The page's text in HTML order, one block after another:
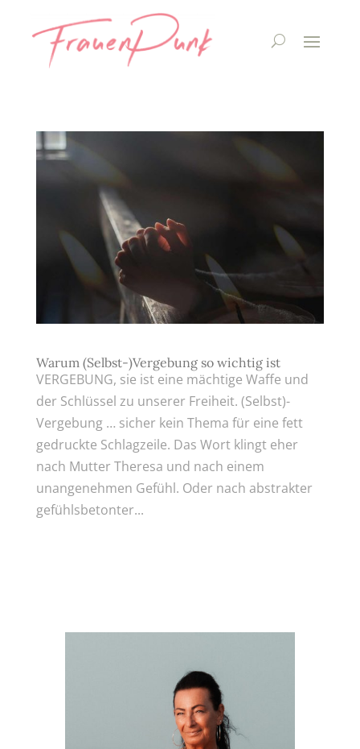
Warum (Selbst-)Vergebung so wichtig ist
VERGEBUNG, sie ist eine mächtige Waffe und
der Schlüssel zu unserer Freiheit. (Selbst)-
Vergebung … sicher kein Thema für eine fett
gedruckte Schlagzeile. Das Wort klingt eher
nach Mutter Theresa und nach einem
unangenehmen Gefühl. Oder nach abstrakter
gefühlsbetonter...